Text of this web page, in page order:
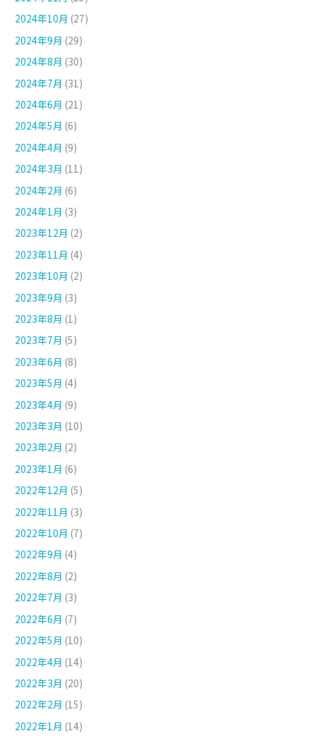
2024年10月 (27)
2024年9月 (29)
2024年8月 (30)
2024年7月 (31)
2024年6月 (21)
2024年5月 (6)
2024年4月 (9)
2024年3月 (11)
2024年2月 (6)
2024年1月 (3)
2023年12月 (2)
2023年11月 (4)
2023年10月 (2)
2023年9月 (3)
2023年8月 (1)
2023年7月 (5)
2023年6月 (8)
2023年5月 (4)
2023年4月 (9)
2023年3月 (10)
2023年2月 (2)
2023年1月 (6)
2022年12月 (5)
2022年11月 (3)
2022年10月 (7)
2022年9月 (4)
2022年8月 (2)
2022年7月 (3)
2022年6月 (7)
2022年5月 (10)
2022年4月 (14)
2022年3月 (20)
2022年2月 (15)
2022年1月 (14)